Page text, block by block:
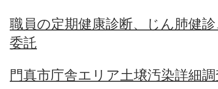
職員の定期健康診断、じん肺健
委託
門真市庁舎エリア土壌汚染詳細